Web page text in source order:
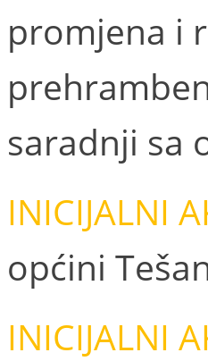
promjena i
saradnji sa
INICIJALNI
općini
INICIJALNI